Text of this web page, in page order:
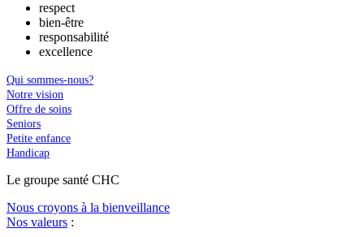
respect
bien-être
responsabilité
excellence
Qui sommes-nous?
Notre vision
Offre de soins
Seniors
Petite enfance
Handicap
Le groupe santé CHC
Nous croyons à la bienveillance
Nos valeurs :